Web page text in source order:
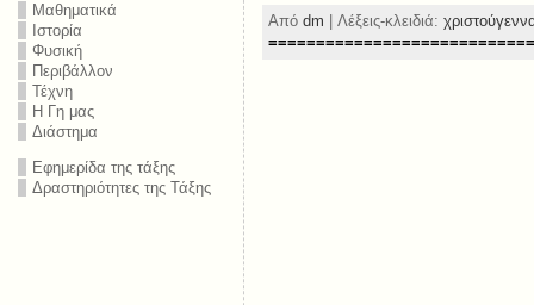
Μαθηματικά
Ιστορία
Φυσική
Περιβάλλον
Τέχνη
Η Γη μας
Διάστημα
Εφημερίδα της τάξης
Δραστηριότητες της Τάξης
Από dm | Λέξεις-κλειδιά: